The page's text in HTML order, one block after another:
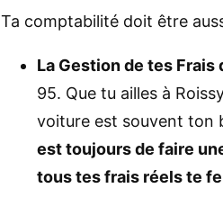
Ta comptabilité doit être
La Gestion de tes Frais
95. Que tu ailles à
voiture est souvent ton
est toujours de faire
tous tes frais réels te